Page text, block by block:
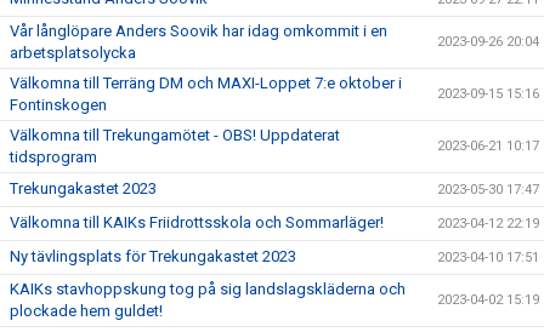
Vår långlöpare Anders Soovik har idag omkommit i en
arbetsplatsolycka
2023-09-26 20:04
Välkomna till Terräng DM och MAXI-Loppet 7:e oktober i
Fontinskogen
2023-09-15 15:16
Välkomna till Trekungamötet - OBS! Uppdaterat
tidsprogram
2023-06-21 10:17
Trekungakastet 2023 2023-05-30 17:47
Välkomna till KAIKs Friidrottsskola och Sommarläger! 2023-04-12 22:19
Ny tävlingsplats för Trekungakastet 2023 2023-04-10 17:51
KAIKs stavhoppskung tog på sig landslagskläderna och
plockade hem guldet!
2023-04-02 15:19